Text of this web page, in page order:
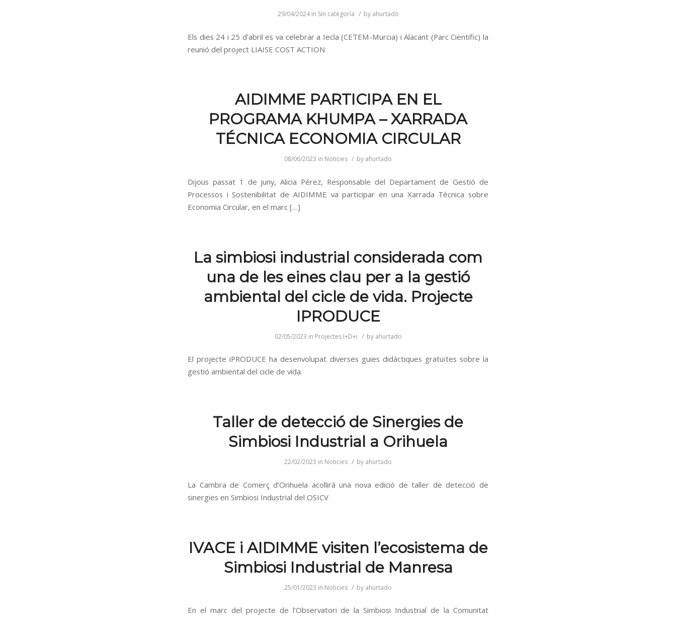
29/04/2024 in Sin categoría / by ahurtado
Els dies 24 i 25 d’abril es va celebrar a Iecla (CETEM-Murcia) i Alacant (Parc Cientific) la
reunió del project LIAISE COST ACTION
AIDIMME PARTICIPA EN EL
PROGRAMA KHUMPA – XARRADA
TÉCNICA ECONOMIA CIRCULAR
08/06/2023 in Noticies / by ahurtado
Dijous passat 1 de juny, Alicia Pérez, Responsable del Departament de Gestió de
Processos i Sostenibilitat de AIDIMME va participar en una Xarrada Tècnica sobre
Economia Circular, en el marc […]
La simbiosi industrial considerada com
una de les eines clau per a la gestió
ambiental del cicle de vida. Projecte
IPRODUCE
02/05/2023 in Projectes I+D+i / by ahurtado
El projecte iPRODUCE ha desenvolupat diverses guies didàctiques gratuïtes sobre la
gestió ambiental del cicle de vida.
Taller de detecció de Sinergies de
Simbiosi Industrial a Orihuela
22/02/2023 in Noticies / by ahurtado
La Cambra de Comerç d’Orihuela acollirà una nova edició de taller de detecció de
sinergies en Simbiosi Industrial del OSICV
IVACE i AIDIMME visiten l’ecosistema de
Simbiosi Industrial de Manresa
25/01/2023 in Noticies / by ahurtado
En el marc del projecte de l’Observatori de la Simbiosi Industrial de la Comunitat